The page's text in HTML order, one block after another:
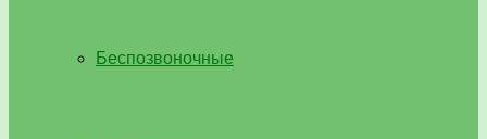
Беспозвоночные